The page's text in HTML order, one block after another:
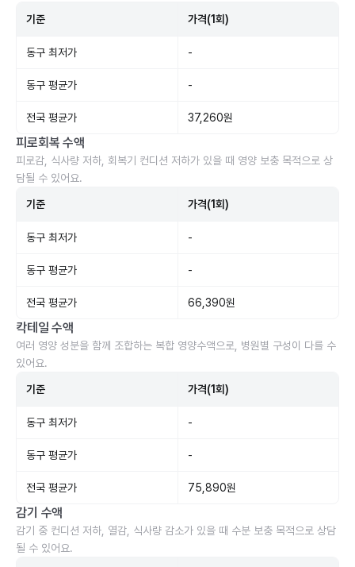
기준 가격(1회)
동구 최저가 -
동구 평균가 -
전국 평균가 37,260원
피로회복 수액
피로감, 식사량 저하, 회복기 컨디션 저하가 있을 때 영양 보충 목적으로 상
담될 수 있어요.
기준 가격(1회)
동구 최저가 -
동구 평균가 -
전국 평균가 66,390원
칵테일 수액
여러 영양 성분을 함께 조합하는 복합 영양수액으로, 병원별 구성이 다를 수
있어요.
기준 가격(1회)
동구 최저가 -
동구 평균가 -
전국 평균가 75,890원
감기 수액
감기 중 컨디션 저하, 열감, 식사량 감소가 있을 때 수분 보충 목적으로 상담
될 수 있어요.